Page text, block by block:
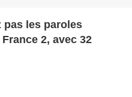
pas les paroles
2, avec 32